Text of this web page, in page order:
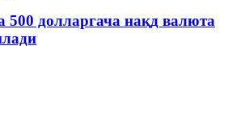
500 долларгача нақд валюта